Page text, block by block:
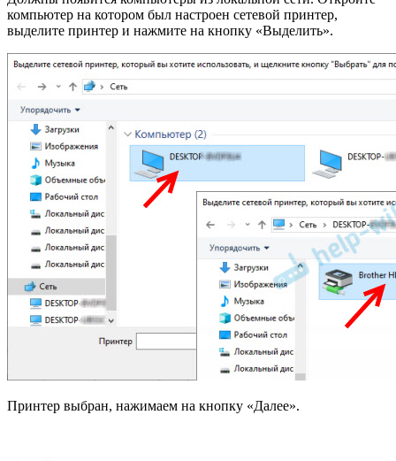
компьютер на котором был настроен сетевой принтер,
выделите принтер и нажмите на кнопку «Выделить».
Принтер выбран, нажимаем на кнопку «Далее».